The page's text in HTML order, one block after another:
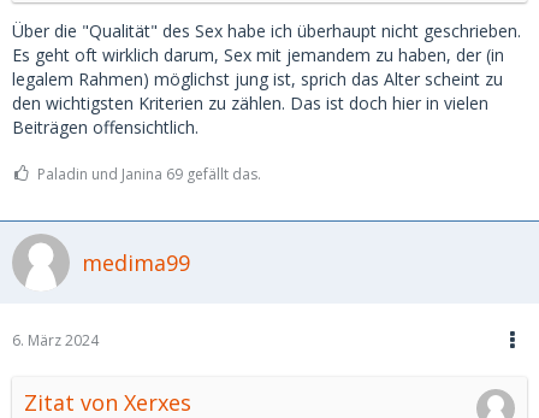
Über die "Qualität" des Sex habe ich überhaupt nicht geschrieben.
Es geht oft wirklich darum, Sex mit jemandem zu haben, der (in
legalem Rahmen) möglichst jung ist, sprich das Alter scheint zu
den wichtigsten Kriterien zu zählen. Das ist doch hier in vielen
Beiträgen offensichtlich.
Paladin und Janina 69 gefällt das.
medima99
6. März 2024
Zitat von Xerxes